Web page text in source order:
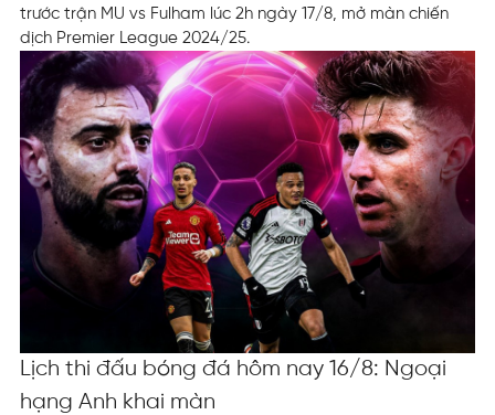
trước trận MU vs Fulham lúc 2h ngày 17/8, mở màn chiến
dịch Premier League 2024/25.
Lịch thi đấu bóng đá hôm nay 16/8: Ngoại
hạng Anh khai màn